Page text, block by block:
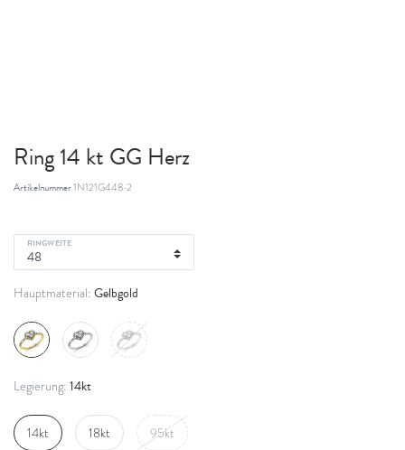
Ring 14 kt GG Herz
Artikelnummer1N121G448-2
RINGWEITE
Hauptmaterial: Gelbgold
Legierung: 14kt
14kt 18kt 95kt